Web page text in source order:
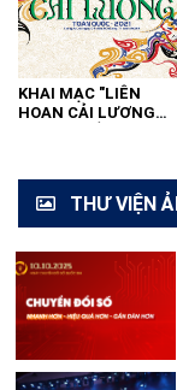
KHAI MẠC "LIÊN
HOAN CẢI LƯƠNG
THƯ VIỆN